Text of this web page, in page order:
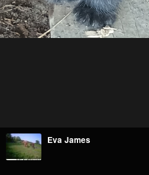
Eva James